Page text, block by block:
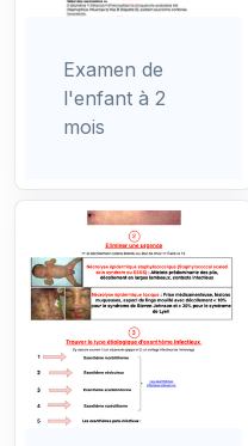
Examen de
l'enfant à 2
mois